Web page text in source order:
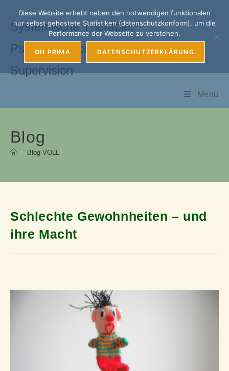
springen
Systemische Therapie,
Psychotherapie, Coaching &
Supervision
Menü
Blog
> Blog VOLL
Schlechte Gewohnheiten – und
ihre Macht
Diese Website erhebt neben den notwendigen funktionalen
nur selbst gehostete Statistiken (datenschutzkonform), um die
Performance der Webseite zu verstehen.
OH PRIMA DATENSCHUTZERKLÄRUNG